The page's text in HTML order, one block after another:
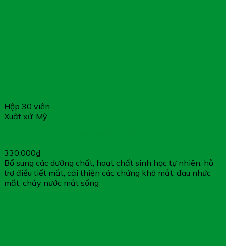
Hộp 30 viên
Xuất xứ: Mỹ
330,000₫
Bổ sung các dưỡng chất, hoạt chất sinh học tự nhiên, hỗ
trợ điều tiết mắt, cải thiện các chứng khô mắt, đau nhức
mắt, chảy nước mắt sống